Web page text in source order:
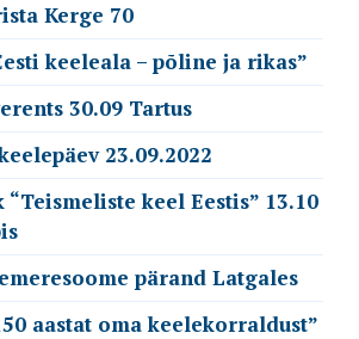
Kerge 70
keeleala – põline ja rikas”
30.09 Tartus
23.09.2022
keel Eestis” 13.10
pärand Latgales
aastat oma keelekorraldust”